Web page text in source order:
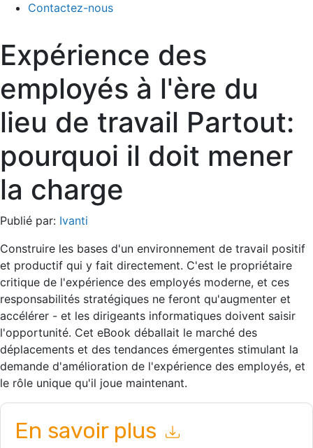
Contactez-nous
Expérience des
employés à l'ère du
lieu de travail Partout:
pourquoi il doit mener
la charge
Publié par: Ivanti
Construire les bases d'un environnement de travail positif
et productif qui y fait directement. C'est le propriétaire
critique de l'expérience des employés moderne, et ces
responsabilités stratégiques ne feront qu'augmenter et
accélérer - et les dirigeants informatiques doivent saisir
l'opportunité. Cet eBook déballait le marché des
déplacements et des tendances émergentes stimulant la
demande d'amélioration de l'expérience des employés, et
le rôle unique qu'il joue maintenant.
En savoir plus